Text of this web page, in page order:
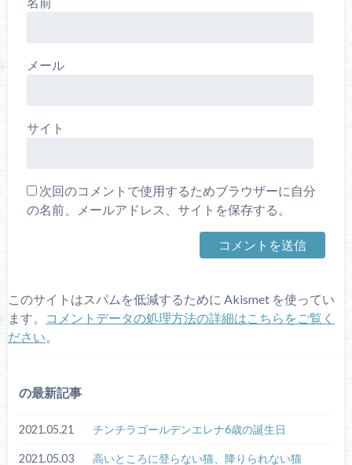
メール
サイト
次回のコメントで使用するためブラウザーに自分
の名前、メールアドレス、サイトを保存する。
このサイトはスパムを低減するために Akismet を使ってい
ます。
コメントデータの処理方法の詳細はこちらをご覧く
ださい
の最新記事
2021.05.21 チンチラゴールデンエレナ6歳の誕生日
2021.05.03 高いところに登らない猫、降りられない猫